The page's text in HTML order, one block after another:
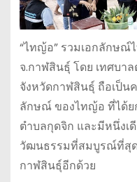
“ไทญ้อ” รวมเอกลักษ
จ.กาฬสินธุ์ โดย เทศบา
จังหวัดกาฬสินธุ์ ถือเป็
ลักษณ์ ของไทญ้อ ที่ได้ย
ตำบลกุดจิก และมีหนึ่งเ
วัฒนธรรมที่สมบูรณ์ที่สุ
กาฬสินธุ์อีกด้วย